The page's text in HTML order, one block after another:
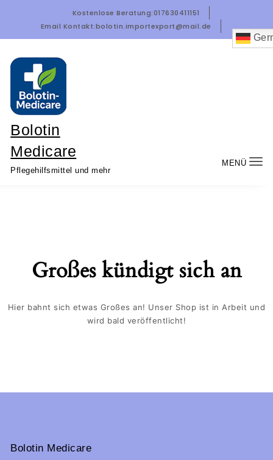
Kostenlose Beratung:017630411151
Email Kontakt:bolotin.importexport@mail.de
Bolotin
Medicare
Pflegehilfsmittel und mehr
MENÜ
Großes kündigt sich an
Hier bahnt sich etwas Großes an! Unser Shop ist in Arbeit und
wird bald veröffentlicht!
Bolotin Medicare